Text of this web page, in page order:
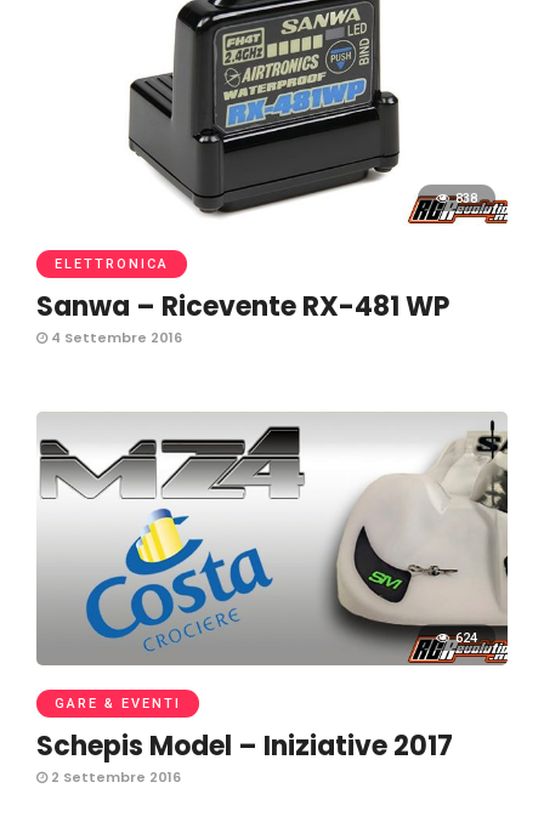
838
ELETTRONICA
Sanwa – Ricevente RX-481 WP
4 Settembre 2016
624
GARE & EVENTI
Schepis Model – Iniziative 2017
2 Settembre 2016